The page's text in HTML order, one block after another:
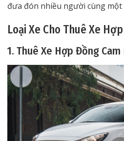
đưa đón nhiều người cùng một
Loại Xe Cho Thuê Xe
1. Thuê Xe Hợp Đồng